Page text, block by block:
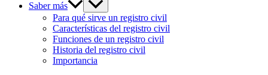
Saber más
Para qué sirve un registro civil
Características del registro civil
Funciones de un registro civil
Historia del registro civil
Importancia